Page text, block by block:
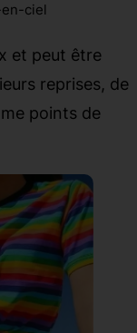
ciel
et peut être
reprises, de
points de